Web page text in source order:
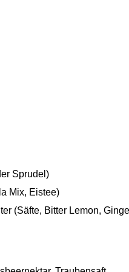
Sprudel)
Mix, Eistee)
(Säfte, Bitter Lemon,